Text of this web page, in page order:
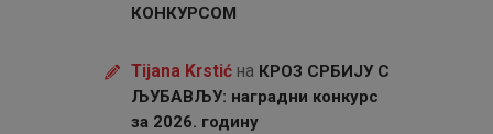
КОНКУРСОМ
Tijana Krstićна КРОЗ СРБИЈУ С
ЉУБАВЉУ: наградни конкурс
за 2026. годину